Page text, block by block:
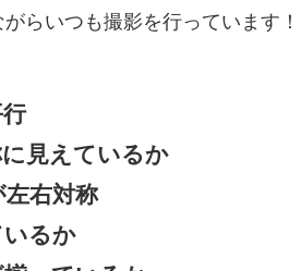
らいつも撮影を行っています！
見えているか
右対称
るか